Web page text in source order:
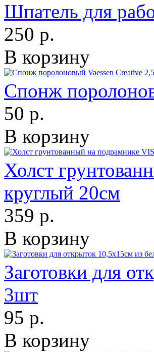
Шпатель для
250 р.
В корзину
Спонж
50 р.
В корзину
Холст
круглый 20см
359 р.
В корзину
Заготовки для
3шт
95 р.
В корзину